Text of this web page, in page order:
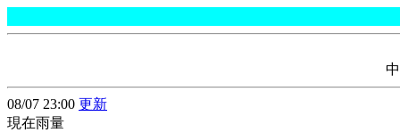
08/07 23:00 更新
現在雨量